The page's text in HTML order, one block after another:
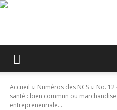
Accueil Numéros des NCS No. 12
santé : bien commun ou
entrepreneuriale...